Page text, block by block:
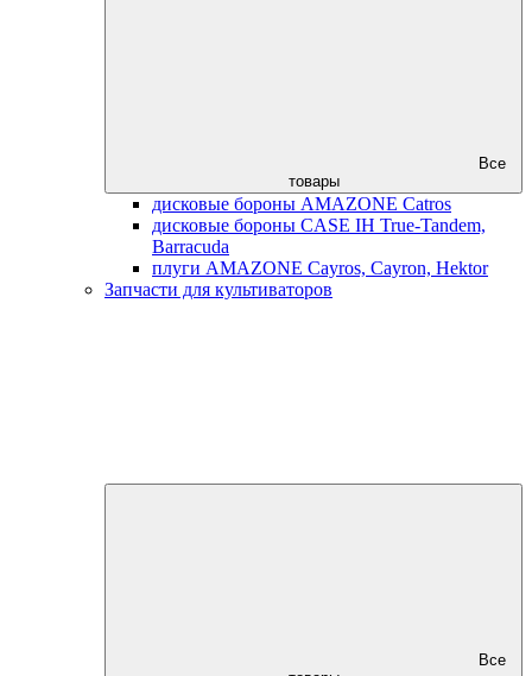
Все
товары
дисковые бороны AMAZONE Catros
дисковые бороны CASE IH True-Tandem,
Barracuda
плуги AMAZONE Cayros, Cayron, Hektor
Запчасти для культиваторов
Все